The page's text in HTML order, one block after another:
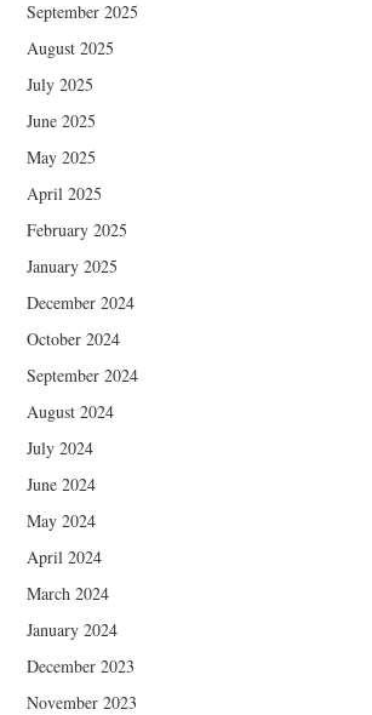
September 2025
August 2025
July 2025
June 2025
May 2025
April 2025
February 2025
January 2025
December 2024
October 2024
September 2024
August 2024
July 2024
June 2024
May 2024
April 2024
March 2024
January 2024
December 2023
November 2023